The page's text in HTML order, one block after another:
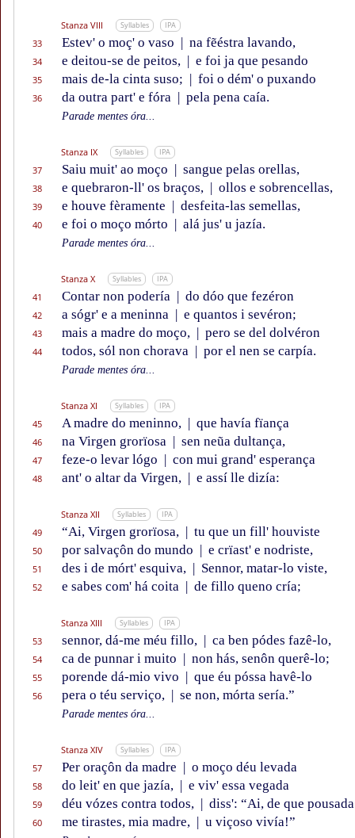
Stanza VIII Syllables IPA
33 Estev' o moç' o vaso | na fẽéstra lavando,
34 e deitou-se de peitos, | e foi ja que pesando
35 mais de-la cinta suso; | foi o dém' o puxando
36 da outra part' e fóra | pela pena caía.
Parade mentes óra...
Stanza IX Syllables IPA
37 Saiu muit' ao moço | sangue pelas orellas,
38 e quebraron-ll' os braços, | ollos e sobrencellas,
39 e houve fèramente | desfeita-las semellas,
40 e foi o moço mórto | alá jus' u jazía.
Parade mentes óra...
Stanza X Syllables IPA
41 Contar non podería | do dóo que fezéron
42 a sógr' e a meninna | e quantos i sevéron;
43 mais a madre do moço, | pero se del dolvéron
44 todos, sól non chorava | por el nen se carpía.
Parade mentes óra...
Stanza XI Syllables IPA
45 A madre do meninno, | que havía fïança
46 na Virgen grorïosa | sen neũa dultança,
47 feze-o levar lógo | con mui grand' esperança
48 ant' o altar da Virgen, | e assí lle dizía:
Stanza XII Syllables IPA
49 “Ai, Virgen grorïosa, | tu que un fill' houviste
50 por salvaçôn do mundo | e crïast' e nodriste,
51 des i de mórt' esquiva, | Sennor, matar-lo viste,
52 e sabes com' há coita | de fillo queno cría;
Stanza XIII Syllables IPA
53 sennor, dá-me méu fillo, | ca ben pódes fazê-lo,
54 ca de punnar i muito | non hás, senôn querê-lo;
55 porende dá-mio vivo | que éu póssa havê-lo
56 pera o téu serviço, | se non, mórta sería.”
Parade mentes óra...
Stanza XIV Syllables IPA
57 Per oraçôn da madre | o moço déu levada
58 do leit' en que jazía, | e viv' essa vegada
59 déu vózes contra todos, | diss': “Ai, de que pousada
60 me tirastes, mia madre, | u viçoso vivía!”